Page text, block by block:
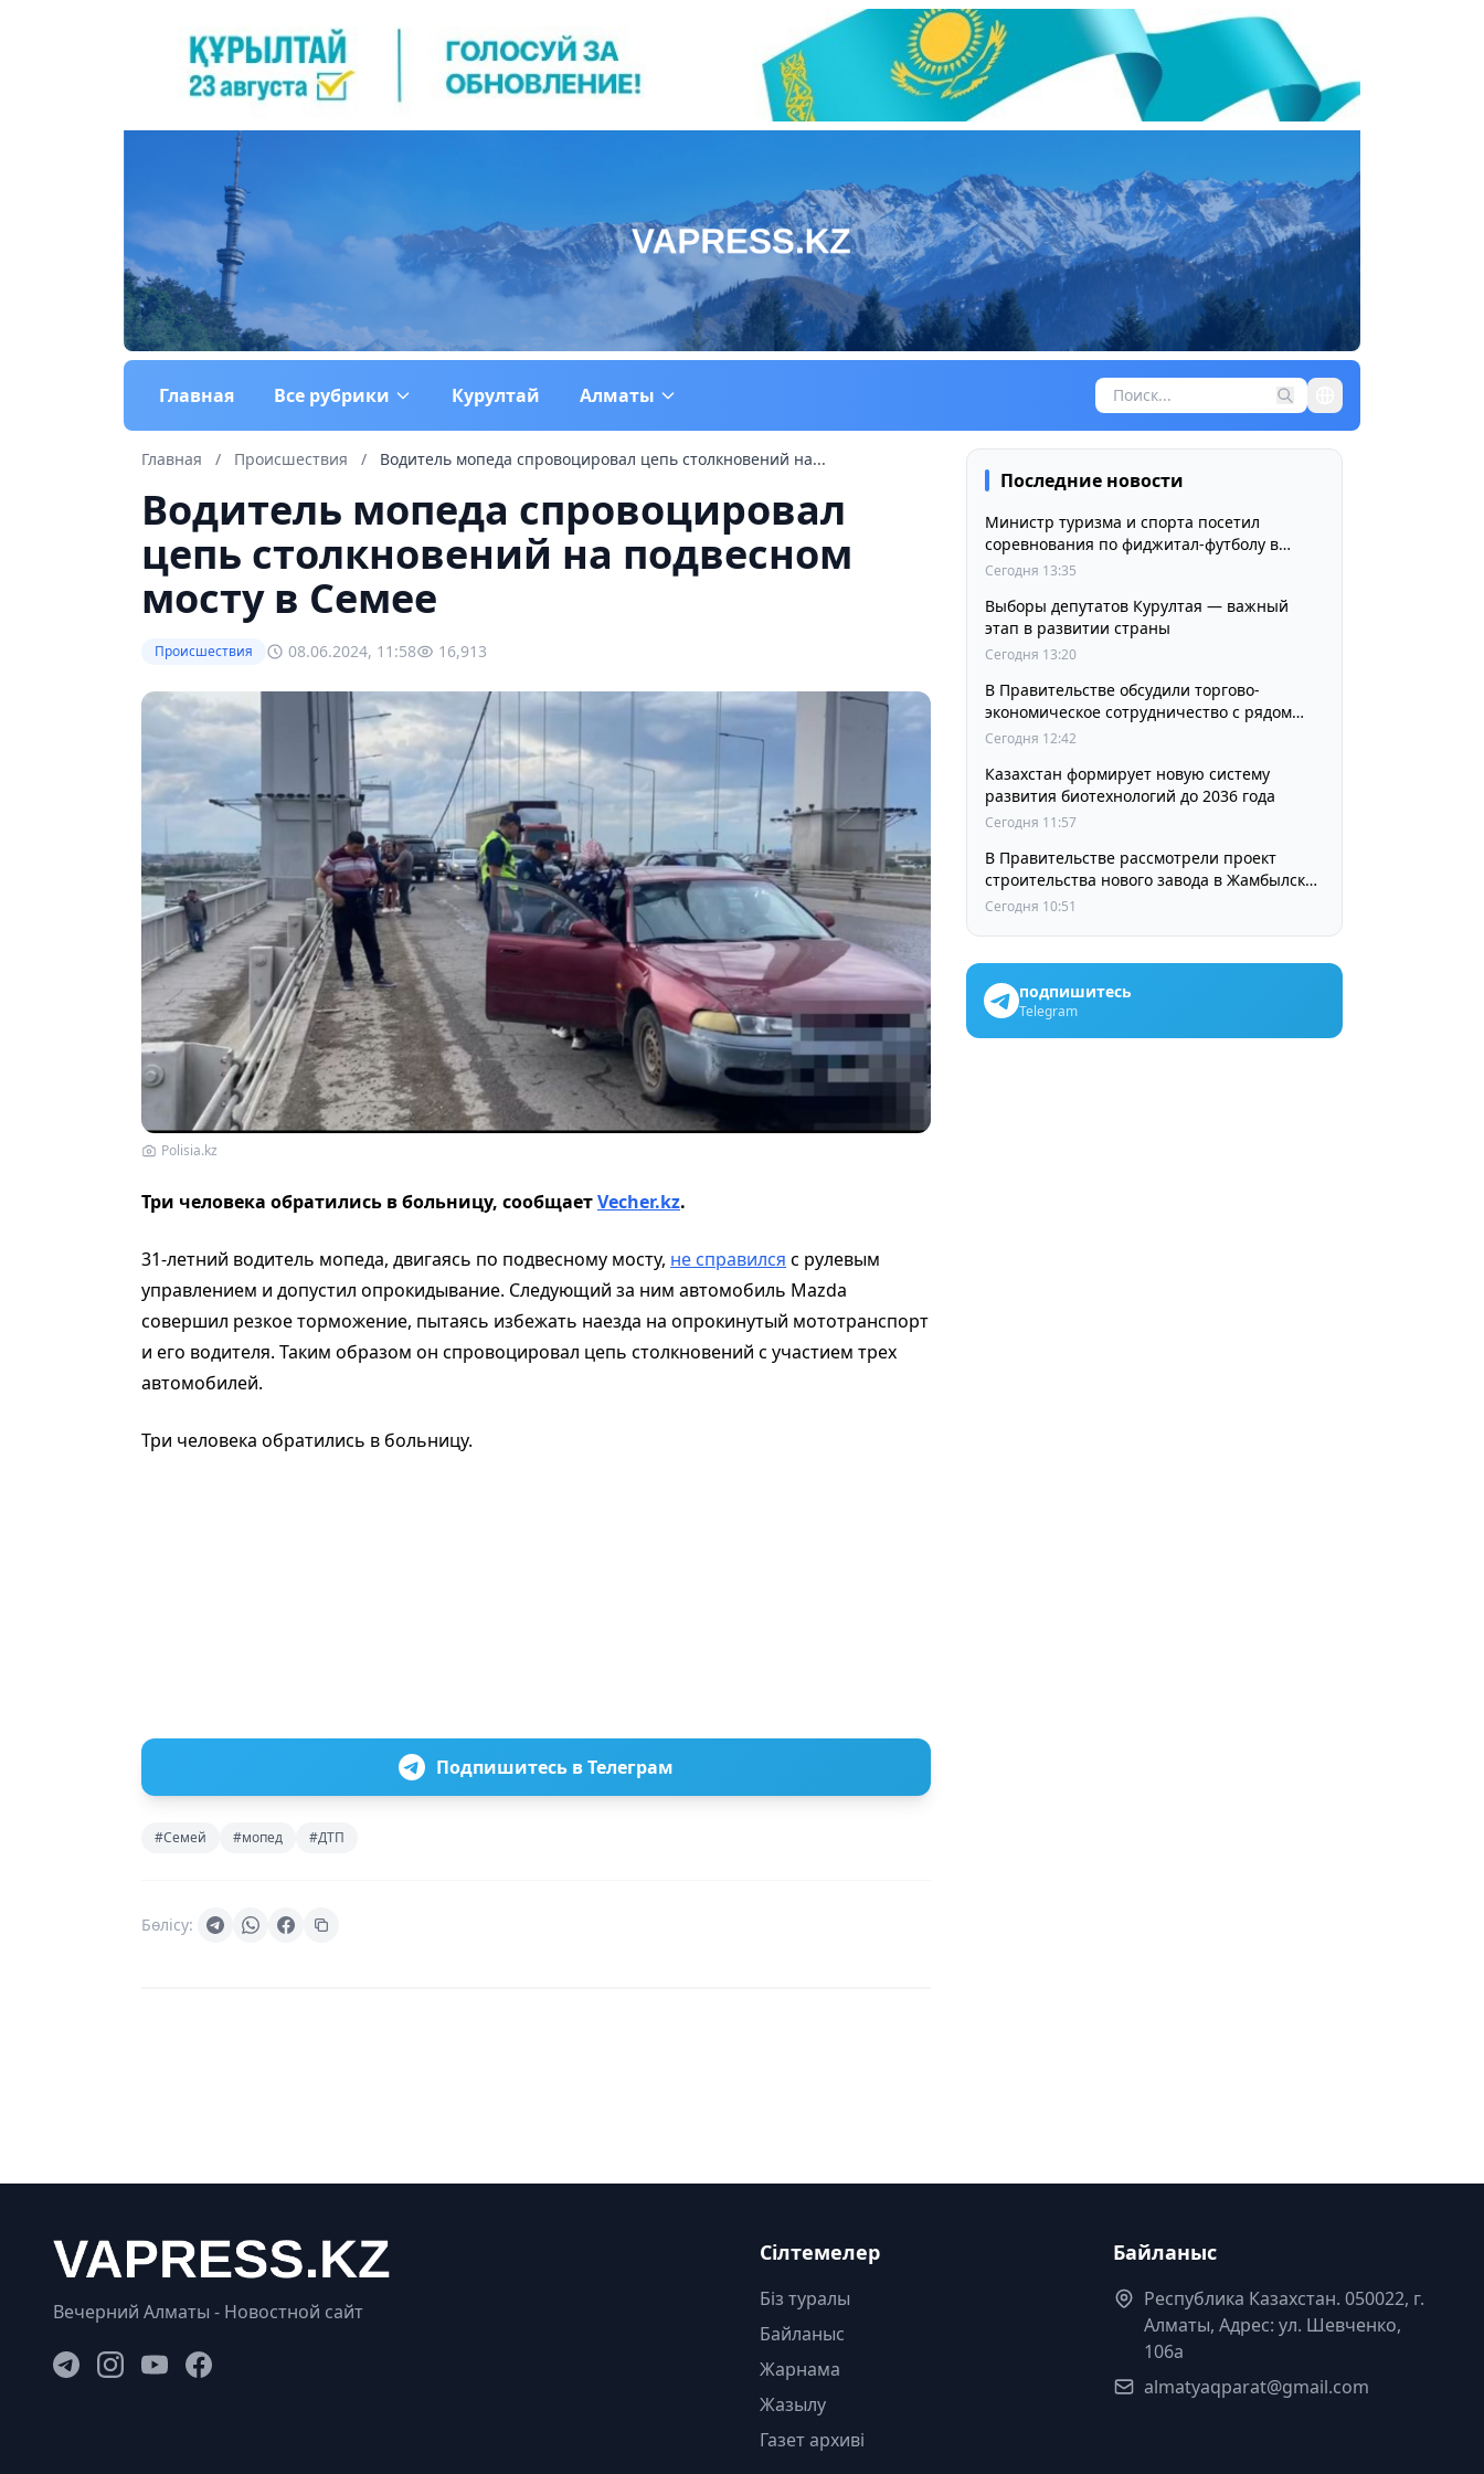
Главная Все рубрики Курултай Алматы
Главная / Происшествия / Водитель мопеда спровоцировал цепь столкновений на...
Водитель мопеда спровоцировал
цепь столкновений на подвесном
мосту в Семее
Происшествия 08.06.2024, 11:58 16,913
Polisia.kz
Три человека обратились в больницу, сообщаетVecher.kz.
31-летний водитель мопеда, двигаясь по подвесному мосту, не справился с рулевым
управлением и допустил опрокидывание. Следующий за ним автомобиль Mazda
совершил резкое торможение, пытаясь избежать наезда на опрокинутый мототранспорт
и его водителя. Таким образом он спровоцировал цепь столкновений с участием трех
автомобилей.
Три человека обратились в больницу.
Подпишитесь в Телеграм
#Семей #мопед #ДТП
Бөлісу:
Последние новости
Министр туризма и спорта посетил
соревнования по фиджитал-футболу в
рамках «Игр Будущего 2026»
Сегодня 13:35
Выборы депутатов Курултая — важный
этап в развитии страны
Сегодня 13:20
В Правительстве обсудили торгово-
экономическое сотрудничество с рядом
стран
Сегодня 12:42
Казахстан формирует новую систему
развития биотехнологий до 2036 года
Сегодня 11:57
В Правительстве рассмотрели проект
строительства нового завода в Жамбылской
области
Сегодня 10:51
подпишитесь
Telegram
Вечерний Алматы - Новостной сайт
Сілтемелер
Біз туралы
Байланыс
Жарнама
Жазылу
Газет архиві
Байланыс
Республика Казахстан. 050022, г.
Алматы, Адрес: ул. Шевченко,
106а
almatyaqparat@gmail.com